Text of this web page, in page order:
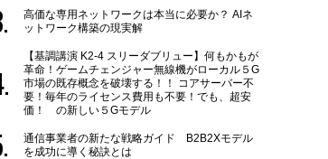
高価な専用ネットワークは本当に必要か？ AIネ
ットワーク構築の現実解
【基調講演 K2-4 スリーダブリュー】何もかもが
革命！ゲームチェンジャー無線機がローカル５G
市場の既存概念を破壊する！！ コアサーバー不
要！毎年のライセンス費用も不要！でも、超安
価！ の新しい５Gモデル
通信事業者の新たな戦略ガイド B2B2Xモデル
を成功に導く秘訣とは